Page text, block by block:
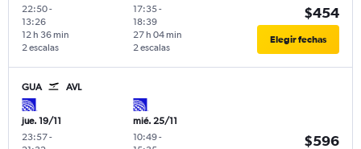
22:50-
13:26
2 escalas
12 h 36 min
17:35-
18:39
2 escalas
27 h 04 min
$454
Elegir fechas
GUA AVL
jue. 19/11
23:57-
mié. 25/11
10:49-
$596